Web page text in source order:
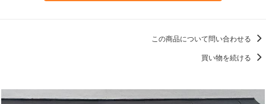
この商品について問い合わせる
買い物を続ける